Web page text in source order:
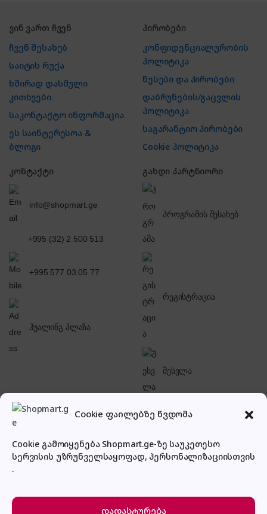
Cookie ფაილებზე წვდომა
Cookie გამოიყენება Shopmart.ge-ზე საუკეთესო
სერვისის უზრუნველსაყოფად, პერსონალიზაციისთვის
.
დადასტურება
ვინ ვართ ჩვენ
ჩვენ შესახებ
საიტის რუქა
ხშირად დასმული
კითხვები
საკონტაქტო ინფორმაცია
ეს საინტერესოა &
ბლოგი
პირობები
კონფიდენციალურობის
პოლიტიკა
წესები და პირობები
დაბრუნების/გაცვლის
პოლიტიკა
საგარანტიო პირობები
Cookie პოლიტიკა
კონტაქტი
info@shopmart.ge
+995 (32) 2 500 513
+995 577 03 05 77
ჰუალინგ პლაზა
გახდი პარტნიორი
პროგრამის შესახებ
რეგისტრაცია
შესვლა
პირადი კაბინეტი